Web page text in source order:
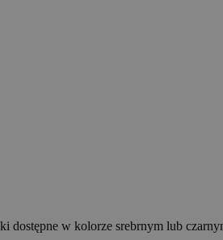
dostępne w kolorze srebrnym lub